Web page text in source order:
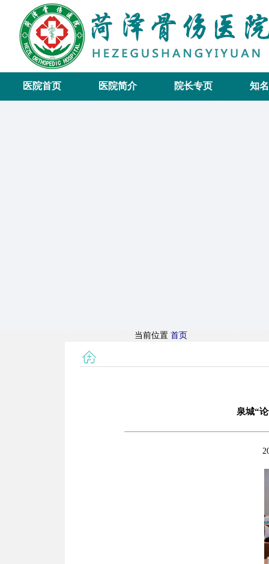
医院首页 医院简介 院长专页 知
当前位置 首页
泉城“